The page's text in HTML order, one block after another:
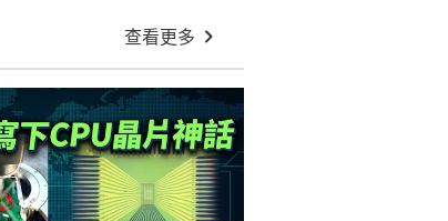
查看更多